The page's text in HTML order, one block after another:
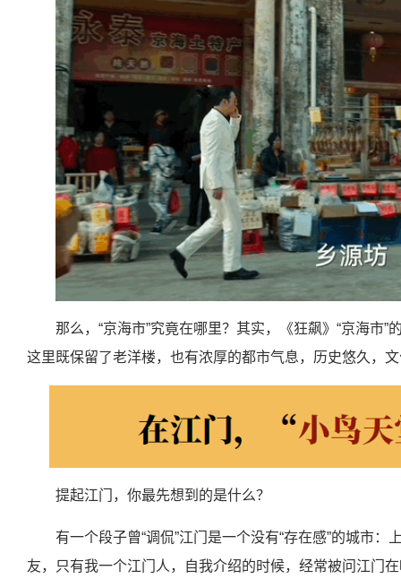
那么，“京海市”究竟在哪里？其实，《狂飙》“京海市”
这里既保留了老洋楼，也有浓厚的都市气息，历史悠久，
提起江门，你最先想到的是什么？
有一个段子曾“调侃”江门是一个没有“存在感”的城市
友，只有我一个江门人，自我介绍的时候，经常被问江门